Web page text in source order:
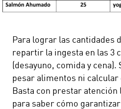
Para lograr las cantidades
repartir la ingesta en las 3
(desayuno, comida y
pesar alimentos ni
Basta con prestar
para saber cómo